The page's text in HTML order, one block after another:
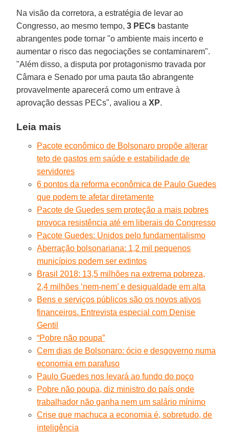
Na visão da corretora, a estratégia de levar ao
Congresso, ao mesmo tempo,3 PECs bastante
abrangentes pode tornar "o ambiente mais incerto e
aumentar o risco das negociações se contaminarem".
"Além disso, a disputa por protagonismo travada por
Câmara e Senado por uma pauta tão abrangente
provavelmente aparecerá como um entrave à
aprovação dessas PECs", avaliou aXP.
Leia mais
Pacote econômico de Bolsonaro propõe alterar
teto de gastos em saúde e estabilidade de
servidores
6 pontos da reforma econômica de Paulo Guedes
que podem te afetar diretamente
Pacote de Guedes sem proteção a mais pobres
provoca resistência até em liberais do Congresso
Pacote Guedes: Unidos pelo fundamentalismo
Aberração bolsonariana: 1,2 mil pequenos
municípios podem ser extintos
Brasil 2018: 13,5 milhões na extrema pobreza,
2,4 milhões ‘nem-nem’ e desigualdade em alta
Bens e serviços públicos são os novos ativos
financeiros. Entrevista especial com Denise
Gentil
“Pobre não poupa”
Cem dias de Bolsonaro: ócio e desgoverno numa
economia em parafuso
Paulo Guedes nos levará ao fundo do poço
Pobre não poupa, diz ministro do país onde
trabalhador não ganha nem um salário mínimo
Crise que machuca a economia é, sobretudo, de
inteligência